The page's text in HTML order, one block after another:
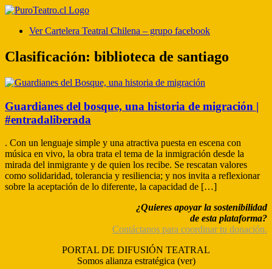
Ver Cartelera Teatral Chilena – grupo facebook
Clasificación: biblioteca de santiago
Guardianes del bosque, una historia de migración |
#entradaliberada
. Con un lenguaje simple y una atractiva puesta en escena con
música en vivo, la obra trata el tema de la inmigración desde la
mirada del inmigrante y de quien los recibe. Se rescatan valores
como solidaridad, tolerancia y resiliencia; y nos invita a reflexionar
sobre la aceptación de lo diferente, la capacidad de […]
¿Quieres apoyar la sostenibilidad
de esta plataforma?
Contáctanos para coordinar tu donación.
PORTAL DE DIFUSIÓN TEATRAL
Somos alianza estratégica (ver)